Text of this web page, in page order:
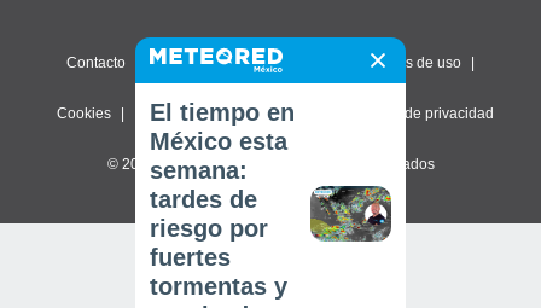
Contacto Sobre nosotros Términos de uso
Cookies Política de privacidad Configuración de privacidad
© 2026 Meteored. Todos los derechos reservados
El tiempo en
México esta
semana:
tardes de
riesgo por
fuertes
tormentas y